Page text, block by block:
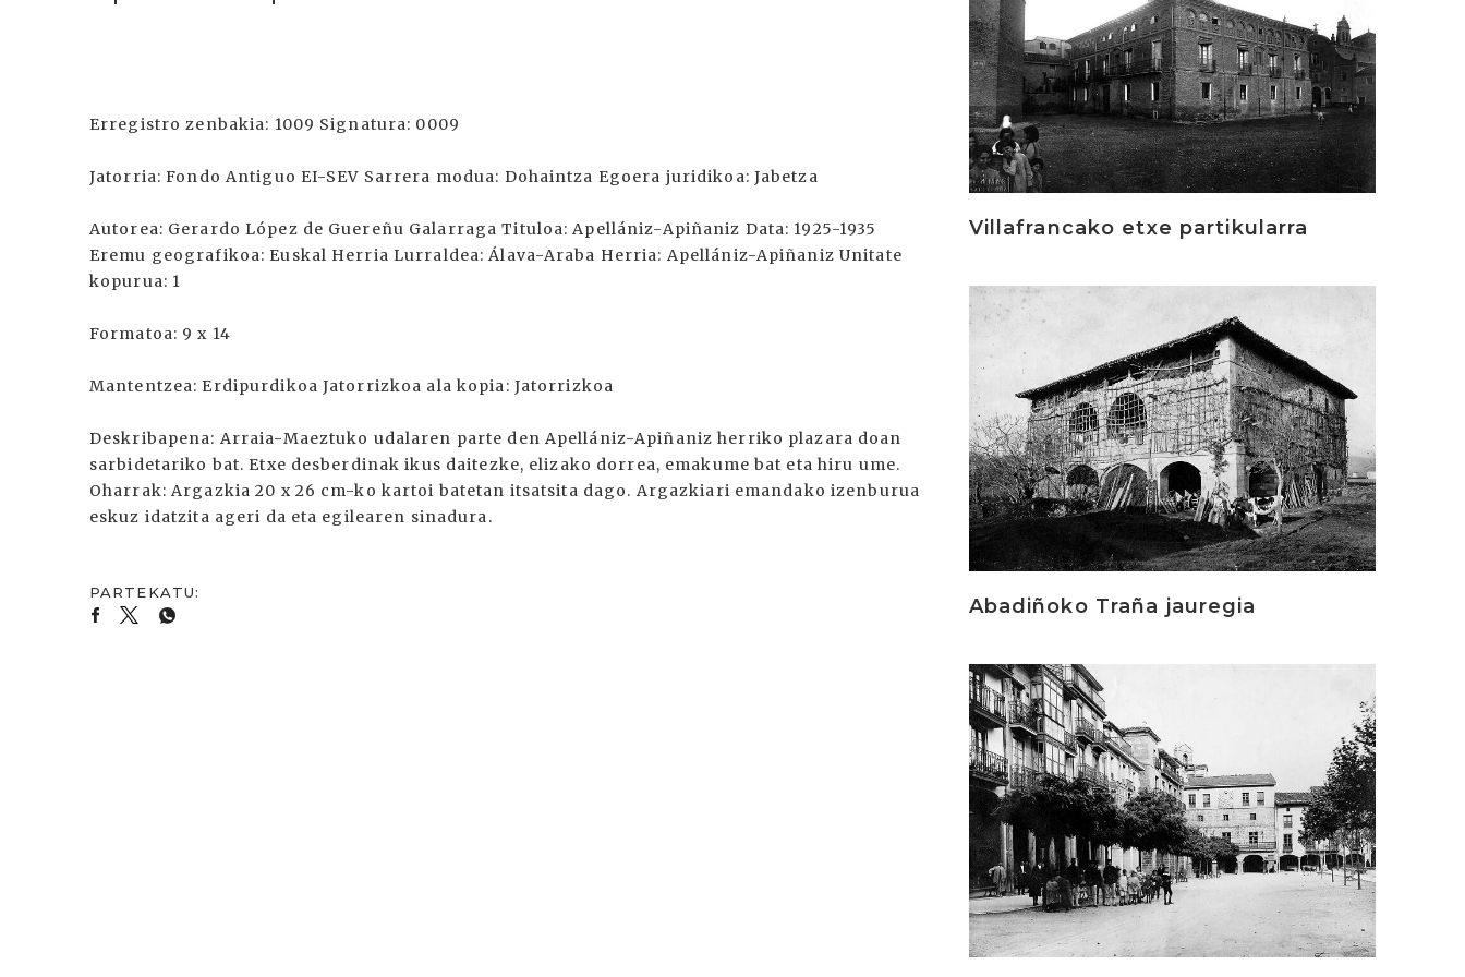
Erregistro zenbakia: 1009 Signatura: 0009
Jatorria: Fondo Antiguo EI-SEV Sarrera modua: Dohaintza Egoera juridikoa: Jabetza
Autorea: Gerardo López de Guereñu Galarraga Tituloa: Apellániz-Apiñaniz Data: 1925-1935
Eremu geografikoa: Euskal Herria Lurraldea: Álava-Araba Herria: Apellániz-Apiñaniz Unitate
kopurua: 1
Formatoa: 9 x 14
Mantentzea: Erdipurdikoa Jatorrizkoa ala kopia: Jatorrizkoa
Deskribapena: Arraia-Maeztuko udalaren parte den Apellániz-Apiñaniz herriko plazara doan
sarbidetariko bat. Etxe desberdinak ikus daitezke, elizako dorrea, emakume bat eta hiru ume.
Oharrak: Argazkia 20 x 26 cm-ko kartoi batetan itsatsita dago. Argazkiari emandako izenburua
eskuz idatzita ageri da eta egilearen sinadura.
Villafrancako etxe partikularra
Abadiñoko Traña jauregia
Irakurri
Irakurri